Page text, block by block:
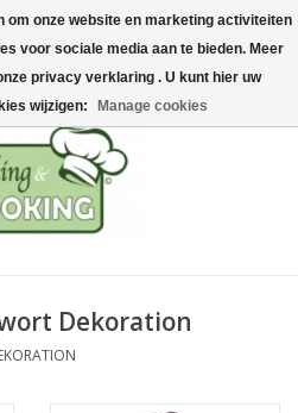
Dekoration
om onze website en marketing activiteiten
voor sociale media aan te bieden. Meer
privacy verklaring . U kunt hier uw
wijzigen:
Manage cookies